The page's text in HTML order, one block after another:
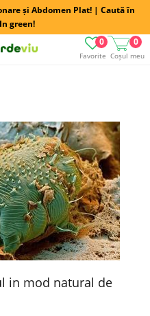
și Abdomen Plat! | Caută în
green!
Favorite
0
Coșul meu
0
in mod natural de